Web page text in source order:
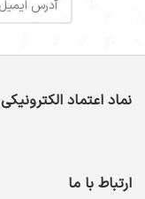
نماد اعتماد الکترونیکی
ارتباط با ما